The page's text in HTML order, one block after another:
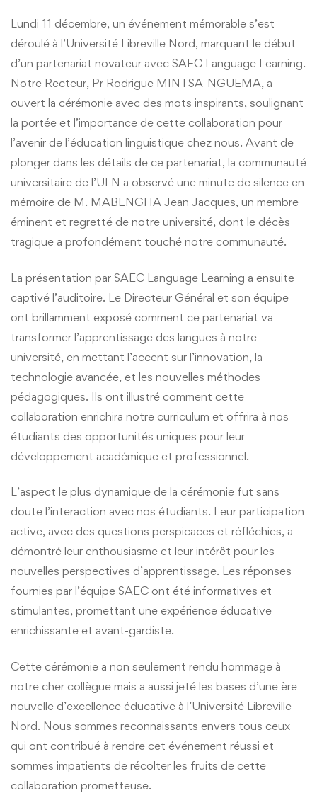
Libreville
Nord
et
SAEC
Language
Learning
🌟
Lundi 11 décembre, un événement mémorable s’est
déroulé à l’Université Libreville Nord, marquant le début
d’un partenariat novateur avec SAEC Language Learning.
Notre Recteur, Pr Rodrigue MINTSA-NGUEMA, a
ouvert la cérémonie avec des mots inspirants, soulignant
la portée et l’importance de cette collaboration pour
l’avenir de l’éducation linguistique chez nous. Avant de
plonger dans les détails de ce partenariat, la communauté
universitaire de l’ULN a observé une minute de silence en
mémoire de M. MABENGHA Jean Jacques, un membre
éminent et regretté de notre université, dont le décès
tragique a profondément touché notre communauté.
La présentation par SAEC Language Learning a ensuite
captivé l’auditoire. Le Directeur Général et son équipe
ont brillamment exposé comment ce partenariat va
transformer l’apprentissage des langues à notre
université, en mettant l’accent sur l’innovation, la
technologie avancée, et les nouvelles méthodes
pédagogiques. Ils ont illustré comment cette
collaboration enrichira notre curriculum et offrira à nos
étudiants des opportunités uniques pour leur
développement académique et professionnel.
L’aspect le plus dynamique de la cérémonie fut sans
doute l’interaction avec nos étudiants. Leur participation
active, avec des questions perspicaces et réfléchies, a
démontré leur enthousiasme et leur intérêt pour les
nouvelles perspectives d’apprentissage. Les réponses
fournies par l’équipe SAEC ont été informatives et
stimulantes, promettant une expérience éducative
enrichissante et avant-gardiste.
Cette cérémonie a non seulement rendu hommage à
notre cher collègue mais a aussi jeté les bases d’une ère
nouvelle d’excellence éducative à l’Université Libreville
Nord. Nous sommes reconnaissants envers tous ceux
qui ont contribué à rendre cet événement réussi et
sommes impatients de récolter les fruits de cette
collaboration prometteuse.